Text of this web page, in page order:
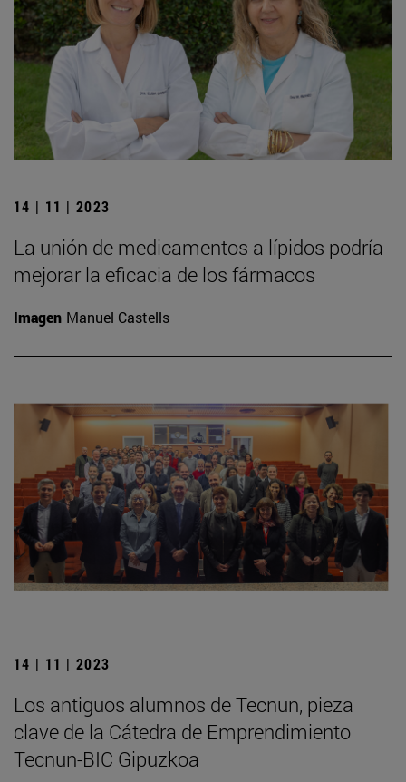
14 | 11 | 2023
La unión de medicamentos a lípidos podría
mejorar la eficacia de los fármacos
Imagen Manuel Castells
14 | 11 | 2023
Los antiguos alumnos de Tecnun, pieza
clave de la Cátedra de Emprendimiento
Tecnun-BIC Gipuzkoa